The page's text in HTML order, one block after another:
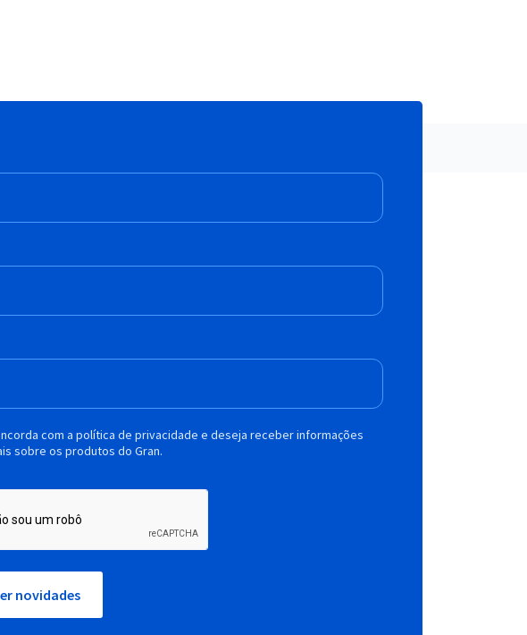
com a política de privacidade e deseja receber informações
sobre os produtos do Gran.
novidades